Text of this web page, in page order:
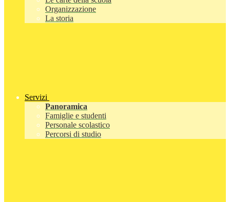
Organizzazione
La storia
Servizi
Panoramica
Famiglie e studenti
Personale scolastico
Percorsi di studio